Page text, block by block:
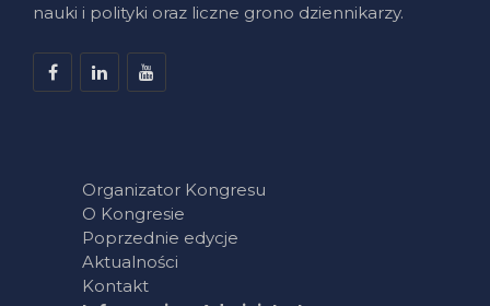
nauki i polityki oraz liczne grono dziennikarzy.
Organizator Kongresu
O Kongresie
Poprzednie edycje
Aktualności
Kontakt